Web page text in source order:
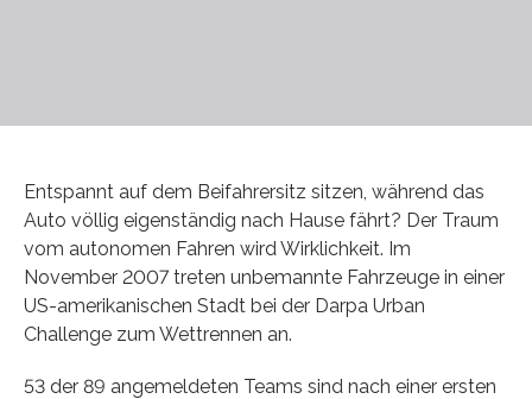
Entspannt auf dem Beifahrersitz sitzen, während das
Auto völlig eigenständig nach Hause fährt? Der Traum
vom autonomen Fahren wird Wirklichkeit. Im
November 2007 treten unbemannte Fahrzeuge in einer
US-amerikanischen Stadt bei der Darpa Urban
Challenge zum Wettrennen an.
53 der 89 angemeldeten Teams sind nach einer ersten